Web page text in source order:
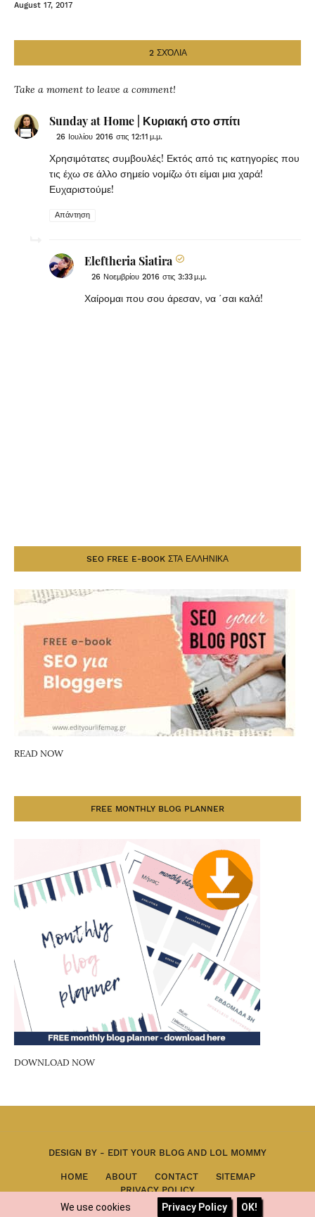
August 17, 2017
2 ΣΧΌΛΙΑ
Take a moment to leave a comment!
Sunday at Home | Κυριακή στο σπίτι
26 Ιουλίου 2016 στις 12:11 μ.μ.
Χρησιμότατες συμβουλές! Εκτός από τις κατηγορίες που
τις έχω σε άλλο σημείο νομίζω ότι είμαι μια χαρά!
Ευχαριστούμε!
Απάντηση
Eleftheria Siatira
26 Νοεμβρίου 2016 στις 3:33 μ.μ.
Χαίρομαι που σου άρεσαν, να ΄σαι καλά!
SEO FREE E-BOOK ΣΤΑ ΕΛΛΗΝΙΚΑ
READ NOW
FREE MONTHLY BLOG PLANNER
DOWNLOAD NOW
DESIGN BY - EDIT YOUR BLOG AND LOL MOMMY
HOME ABOUT CONTACT
SITEMAP
PRIVACY POLICY
We use cookies Privacy Policy OK!